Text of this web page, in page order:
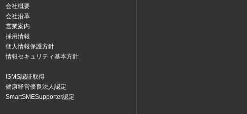
会社概要
会社沿革
営業案内
採用情報
個人情報保護方針
情報セキュリティ基本方針
ISMS認証取得
健康経営優良法人認定
SmartSMESupporter認定